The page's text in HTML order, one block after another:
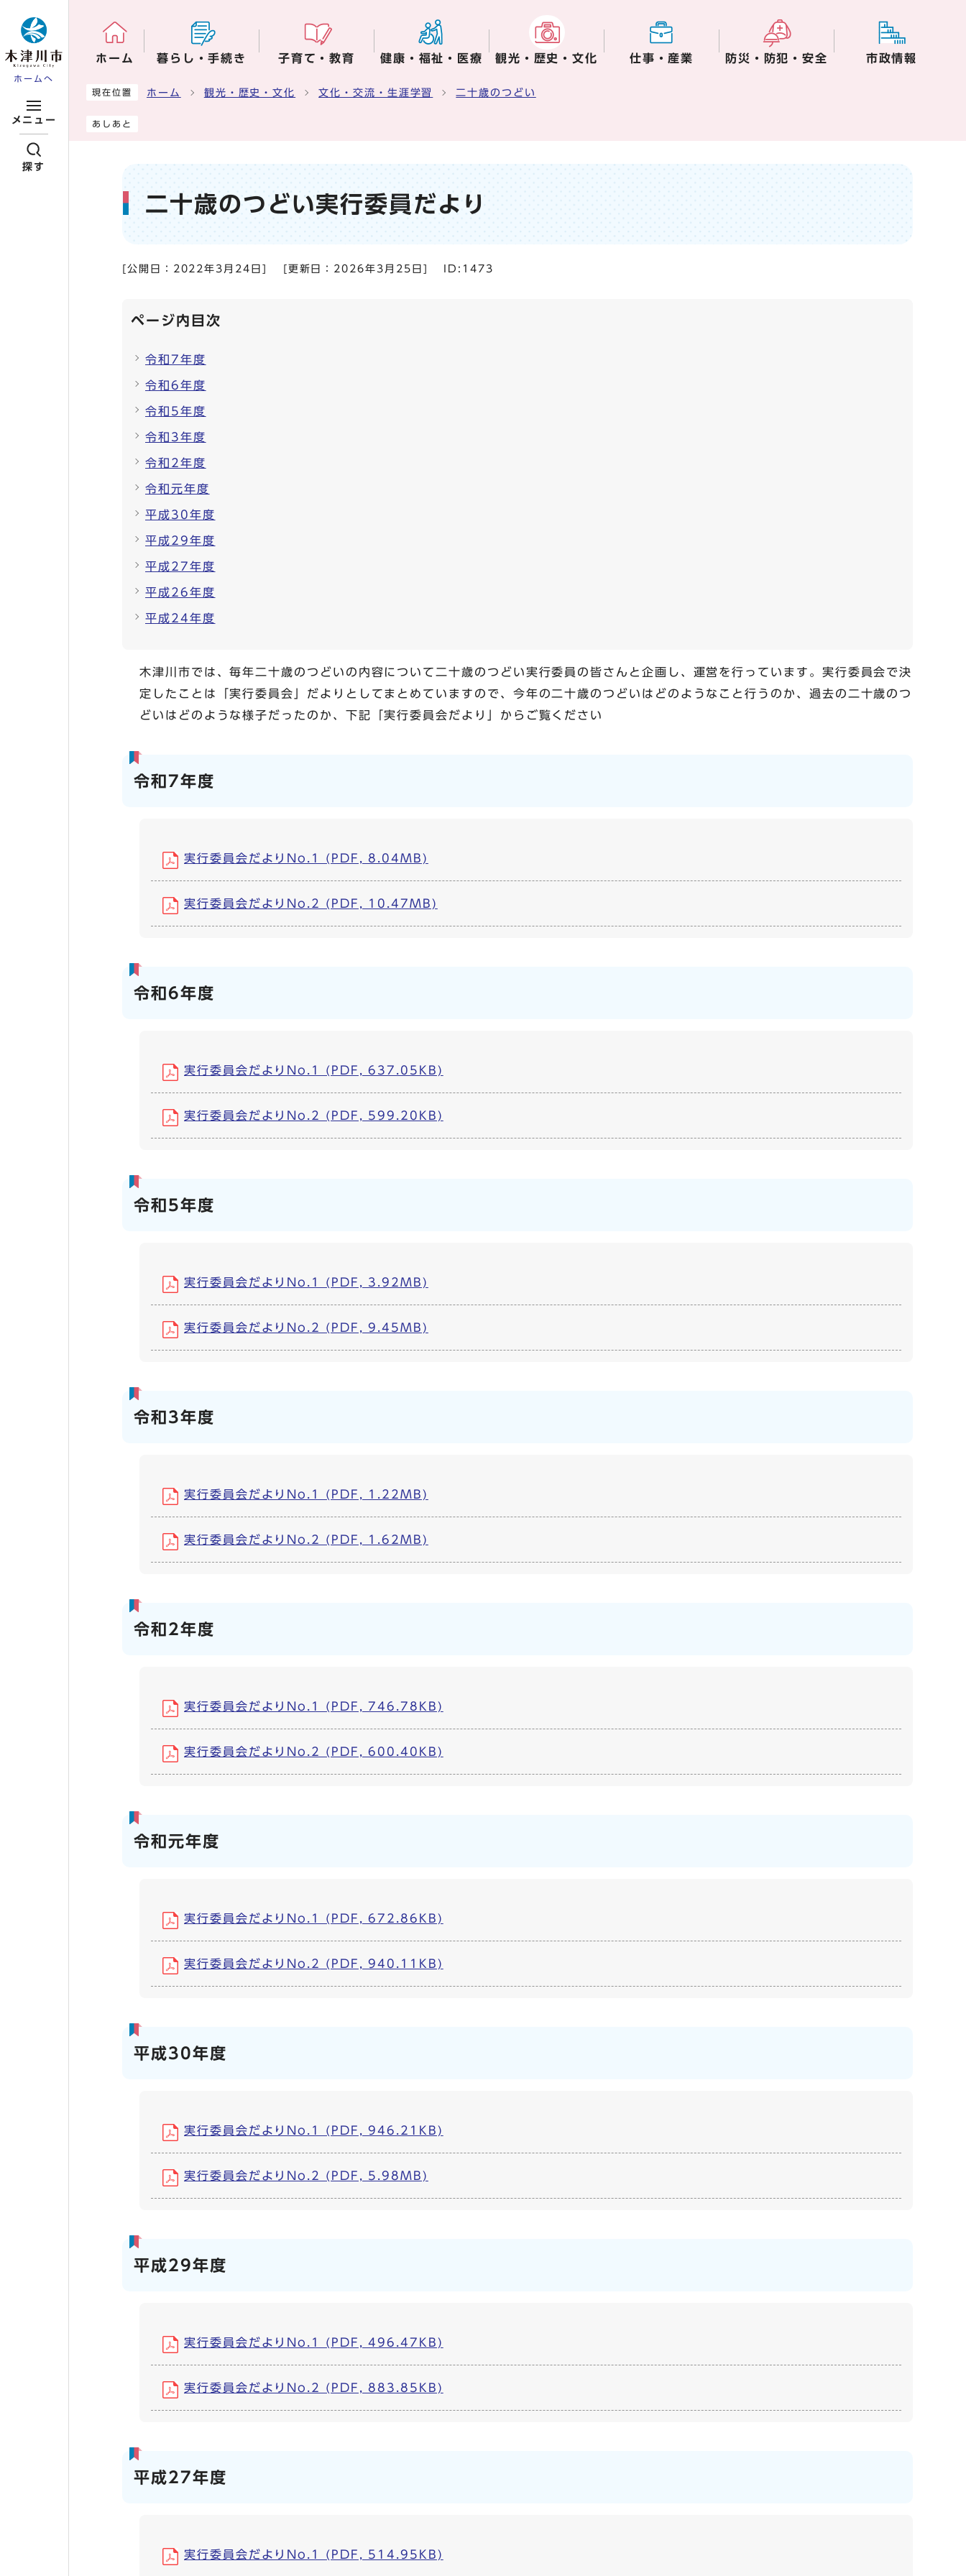
ホームへ
メニュー
探す
ホーム 暮らし・手続き 子育て・教育 健康・福祉・医療 観光・歴史・文化 仕事・産業 防災・防犯・安全 市政情報
ここから本文です
現在位置 ホーム 観光・歴史・文化 文化・交流・生涯学習 二十歳のつどい
あしあと
二十歳のつどい実行委員だより
[公開日： 2022年3月24日 [更新日： 2026年3月25日 ID:1473
ページ内目次
令和7年度
令和6年度
令和5年度
令和3年度
令和2年度
令和元年度
平成30年度
平成29年度
平成27年度
平成26年度
平成24年度
木津川市では、毎年二十歳のつどいの内容について二十歳のつどい実行委員の皆さんと企画し、運営を行っています。実行委員会で決
定したことは「実行委員会」だよりとしてまとめていますので、今年の二十歳のつどいはどのようなこと行うのか、過去の二十歳のつ
どいはどのような様子だったのか、下記「実行委員会だより」からご覧ください
令和7年度
実行委員会だよりNo.1 (PDF, 8.04MB)
実行委員会だよりNo.2 (PDF, 10.47MB)
令和6年度
実行委員会だよりNo.1 (PDF, 637.05KB)
実行委員会だよりNo.2 (PDF, 599.20KB)
令和5年度
実行委員会だよりNo.1 (PDF, 3.92MB)
実行委員会だよりNo.2 (PDF, 9.45MB)
令和3年度
実行委員会だよりNo.1 (PDF, 1.22MB)
実行委員会だよりNo.2 (PDF, 1.62MB)
令和2年度
実行委員会だよりNo.1 (PDF, 746.78KB)
実行委員会だよりNo.2 (PDF, 600.40KB)
令和元年度
実行委員会だよりNo.1 (PDF, 672.86KB)
実行委員会だよりNo.2 (PDF, 940.11KB)
平成30年度
実行委員会だよりNo.1 (PDF, 946.21KB)
実行委員会だよりNo.2 (PDF, 5.98MB)
平成29年度
実行委員会だよりNo.1 (PDF, 496.47KB)
実行委員会だよりNo.2 (PDF, 883.85KB)
平成27年度
実行委員会だよりNo.1 (PDF, 514.95KB)